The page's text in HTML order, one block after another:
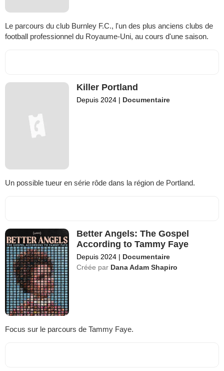
Le parcours du club Burnley F.C., l'un des plus anciens clubs de
football professionnel du Royaume-Uni, au cours d'une saison.
Killer Portland
Depuis 2024 | Documentaire
Un possible tueur en série rôde dans la région de Portland.
Better Angels: The Gospel
According to Tammy Faye
Depuis 2024 | Documentaire
Créée par Dana Adam Shapiro
Focus sur le parcours de Tammy Faye.